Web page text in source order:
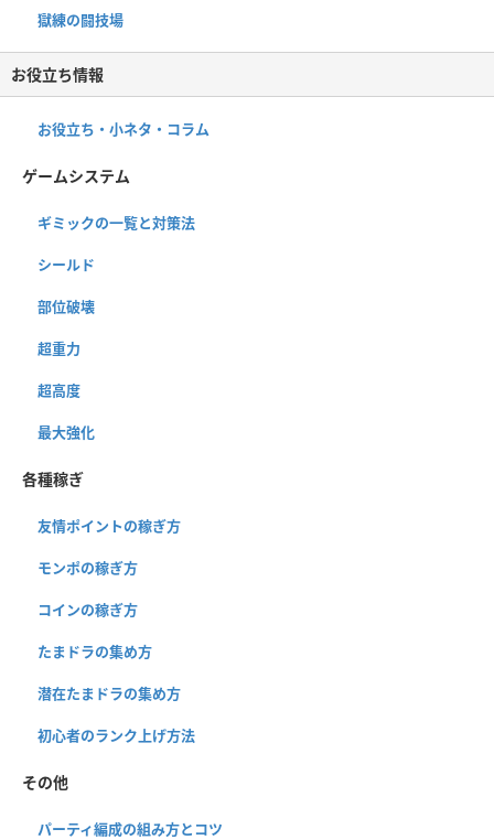
獄練の闘技場
お役立ち情報
お役立ち・小ネタ・コラム
ゲームシステム
ギミックの一覧と対策法
シールド
部位破壊
超重力
超高度
最大強化
各種稼ぎ
友情ポイントの稼ぎ方
モンポの稼ぎ方
コインの稼ぎ方
たまドラの集め方
潜在たまドラの集め方
初心者のランク上げ方法
その他
パーティ編成の組み方とコツ